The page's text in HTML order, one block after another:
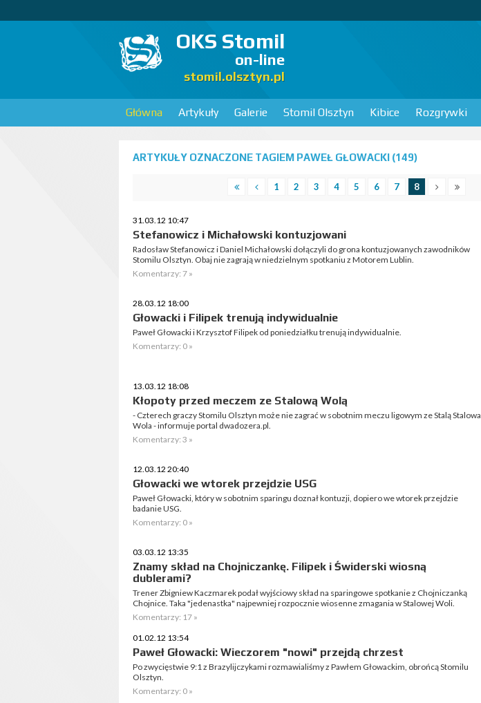
OKS Stomil
on-line
stomil.olsztyn.pl
Główna Artykuły Galerie Stomil Olsztyn Kibice Rozgrywki
ARTYKUŁY OZNACZONE TAGIEM PAWEŁ GŁOWACKI (149)
1 2 3 4 5 6 7 8
31.03.12 10:47
Stefanowicz i Michałowski kontuzjowani
Radosław Stefanowicz i Daniel Michałowski dołączyli do grona kontuzjowanych zawodników
Stomilu Olsztyn. Obaj nie zagrają w niedzielnym spotkaniu z Motorem Lublin.
Komentarzy: 7 »
28.03.12 18:00
Głowacki i Filipek trenują indywidualnie
Paweł Głowacki i Krzysztof Filipek od poniedziałku trenują indywidualnie.
Komentarzy: 0 »
13.03.12 18:08
Kłopoty przed meczem ze Stalową Wolą
- Czterech graczy Stomilu Olsztyn może nie zagrać w sobotnim meczu ligowym ze Stalą Stalowa
Wola - informuje portal dwadozera.pl.
Komentarzy: 3 »
12.03.12 20:40
Głowacki we wtorek przejdzie USG
Paweł Głowacki, który w sobotnim sparingu doznał kontuzji, dopiero we wtorek przejdzie
badanie USG.
Komentarzy: 0 »
03.03.12 13:35
Znamy skład na Chojniczankę. Filipek i Świderski wiosną
dublerami?
Trener Zbigniew Kaczmarek podał wyjściowy skład na sparingowe spotkanie z Chojniczanką
Chojnice. Taka "jedenastka" najpewniej rozpocznie wiosenne zmagania w Stalowej Woli.
Komentarzy: 17 »
01.02.12 13:54
Paweł Głowacki: Wieczorem "nowi" przejdą chrzest
Po zwycięstwie 9:1 z Brazylijczykami rozmawialiśmy z Pawłem Głowackim, obrońcą Stomilu
Olsztyn.
Komentarzy: 0 »